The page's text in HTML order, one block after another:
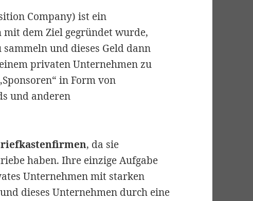
Company) ist ein
dem Ziel gegründet wurde,
sammeln und dieses Geld dann
privaten Unternehmen zu
in Form von
und anderen
, da sie
haben. Ihre einzige Aufgabe
Unternehmen mit starken
dieses Unternehmen durch eine